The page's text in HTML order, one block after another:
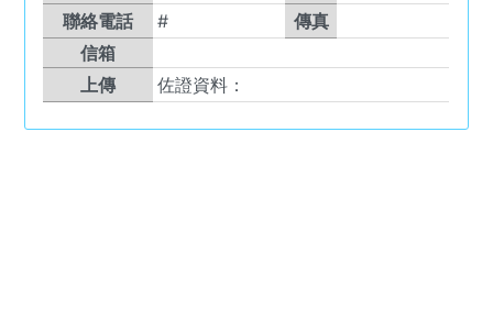
聯絡電話
#
傳真
信箱
上傳
佐證資料：